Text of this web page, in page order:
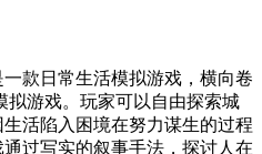
一款日常生活模拟游戏，横向卷
拟游戏。玩家可以自由探索城
活陷入困境在努力谋生的过程
过写实的叙事手法，探讨人在